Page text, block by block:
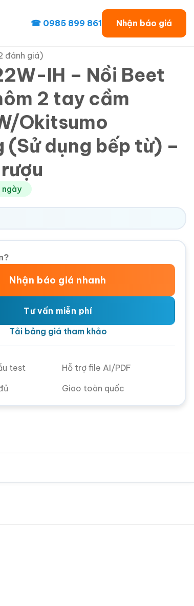
☎ 0985 899 861 Nhận báo giá
đánh giá)
IH – Nồi Beet
2 tay cầm
Okitsumo
(Sử dụng bếp từ) –
Nhận báo giá nhanh
Tư vấn miễn phí
Tải bảng giá tham khảo
test
Hỗ trợ file AI/PDF
Giao toàn quốc